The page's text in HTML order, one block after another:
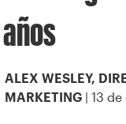
años
ALEX WESLEY,
MARKETING | 13